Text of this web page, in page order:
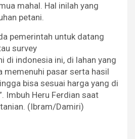
mahal. Hal inilah yang
petani.
pemerintah untuk datang
survey
di indonesia ini, di lahan yang
memenuhi pasar serta hasil
bisa sesuai harga yang di
Imbuh Heru Ferdian saat
(Ibram/Damiri)